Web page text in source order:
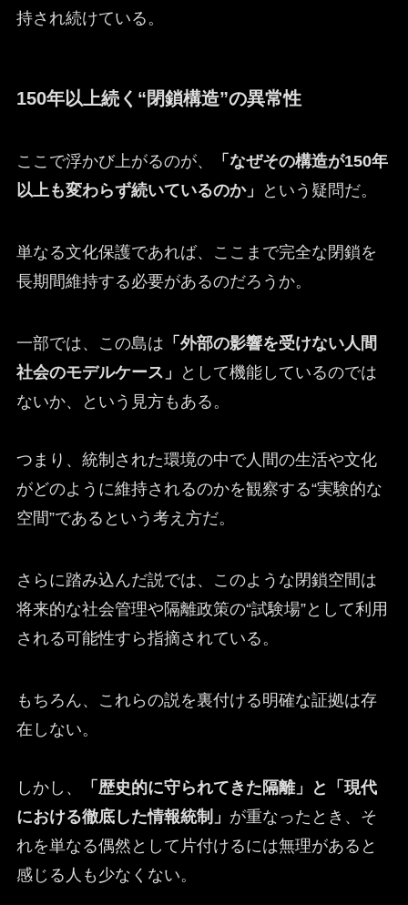
持され続けている。
150年以上続く“閉鎖構造”の異常性
ここで浮かび上がるのが、
「なぜその構造が150年
以上も変わらず続いているのか」
という疑問だ。
単なる文化保護であれば、ここまで完全な閉鎖を
長期間維持する必要があるのだろうか。
一部では、この島は 「外部の影響を受けない人間
社会のモデルケース」
として機能しているのでは
ないか、という見方もある。
つまり、統制された環境の中で人間の生活や文化
がどのように維持されるのかを観察する“実験的な
空間”であるという考え方だ。
さらに踏み込んだ説では、このような閉鎖空間は
将来的な社会管理や隔離政策の“試験場”として利用
される可能性すら指摘されている。
もちろん、これらの説を裏付ける明確な証拠は存
在しない。
しかし、
「歴史的に守られてきた隔離」と「現代
における徹底した情報統制」 が重なったとき、そ
れを単なる偶然として片付けるには無理があると
感じる人も少なくない。